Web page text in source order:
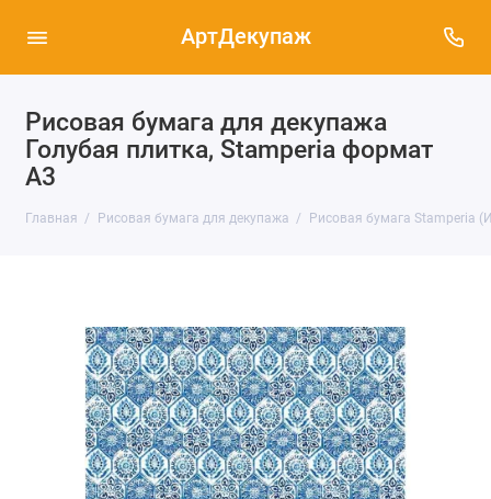
АртДекупаж
Рисовая бумага для декупажа
Голубая плитка, Stamperia формат
А3
Главная Рисовая бумага для декупажа Рисовая бумага Stamperia